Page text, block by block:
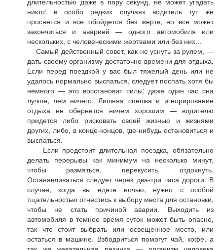
никто: в особо редких случаях водитель тут же
проснется и все обойдется без жертв, но все может
закончиться и аварией — одного автомобиля или
нескольких, с человеческими жертвами или без них...
Самый действенный совет, как не уснуть за рулем, —
дать своему организму достаточно времени для отдыха.
Если перед поездкой у вас был тяжелый день или не
удалось нормально выспаться, следует поспать хотя бы
немного — это восстановит силы; даже один час сна
лучше, чем ничего. Лишняя спешка и игнорирование
отдыха не обернется ничем хорошим — водителю
придется либо рисковать своей жизнью и жизнями
других, либо, в конце-концов, где-нибудь остановиться и
выспаться.
Если предстоит длительная поездка, обязательно
делать перерывы как минимум на несколько минут,
чтобы размяться, перекусить, отдохнуть.
Останавливаться следует через два-три часа дороги. В
случае, когда вы едете ночью, нужно с особой
тщательностью отнестись к выбору места для остановки,
чтобы не стать причиной аварии. Выходить из
автомобиля в темное время суток может быть опасно,
так что стоит выбрать или освещенное место, или
остаться в машине. Взбодриться помогут чай, кофе, а